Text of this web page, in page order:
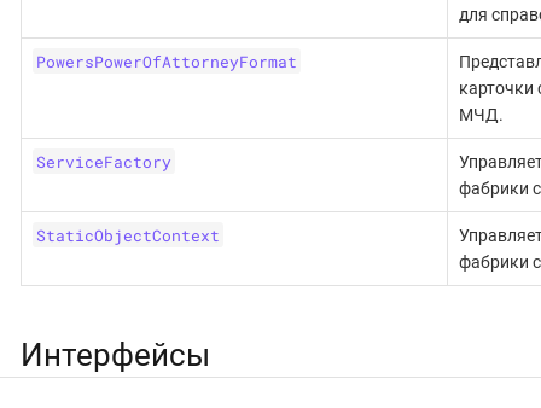
для
PowersPowerOfAttorneyFormat
карточки
МЧД.
ServiceFactory
фабрики
StaticObjectContext
фабрики
Интерфейсы